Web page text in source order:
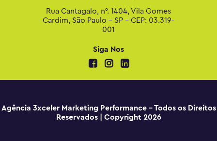
Rua Cantagalo, n°. 1404, Vila Gomes
Cardim, São Paulo - SP - CEP: 03.319-
001
Siga Nos
Agência 3xceler Marketing Performance - Todos os Direitos
Reservados | Copyright 2026